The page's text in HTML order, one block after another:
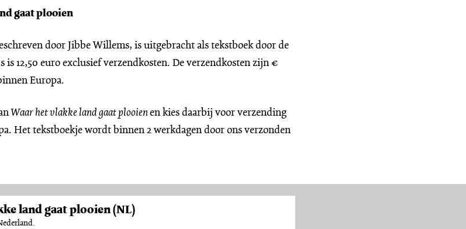
gaat plooien
door Jibbe Willems, is uitgebracht als tekstboek door de
12,50 euro exclusief verzendkosten. De verzendkosten zijn €
Europa.
Waar het vlakke land gaat plooienen kies daarbij voor verzending
Het tekstboekje wordt binnen 2 werkdagen door ons verzonden
land gaat plooien (NL)